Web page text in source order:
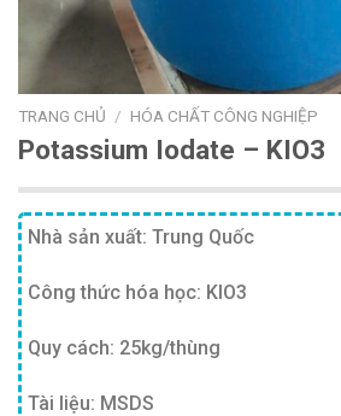
TRANG CHỦ / HÓA CHẤT CÔNG NGHIỆP
Potassium Iodate – KIO3
Nhà sản xuất: Trung Quốc
Công thức hóa học: KIO3
Quy cách: 25kg/thùng
Tài liệu: MSDS